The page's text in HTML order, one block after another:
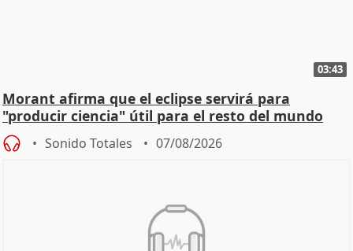
03:43
Morant afirma que el eclipse servirá para
"producir ciencia" útil para el resto del mundo
Sonido Totales 07/08/2026